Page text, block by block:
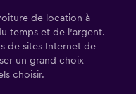
de location à
temps et de l'argent.
de sites Internet de
un grand choix
choisir.